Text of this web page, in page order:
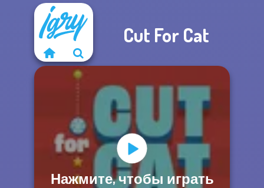
Cut For Cat
Нажмите, чтобы играть